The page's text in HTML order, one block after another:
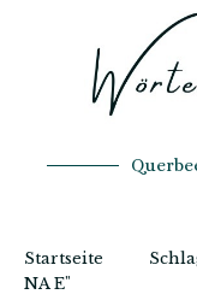
Startseite
NA E"